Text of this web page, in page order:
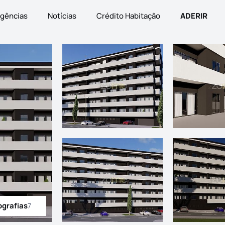
Notícias Crédito Habitação ADERIR
as fotografias
7